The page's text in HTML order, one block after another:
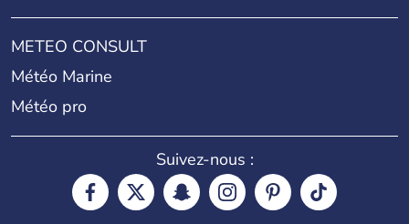
METEO CONSULT
Météo Marine
Météo pro
Suivez-nous :